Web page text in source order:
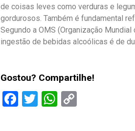
de coisas leves como verduras e
gordurosos. Também é fundamental
Segundo a OMS (Organização
ingestão de bebidas alcoólicas é de
Gostou? Compartilhe!
Facebook
TwitterWhatsApp